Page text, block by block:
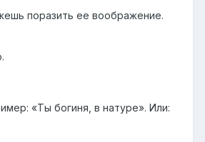
поразить ее воображение.
«Ты богиня, в натуре». Или: